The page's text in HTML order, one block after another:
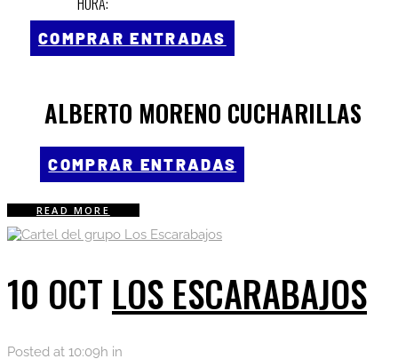
COMPRAR ENTRADAS
ALBERTO MORENO CUCHARILLAS
COMPRAR ENTRADAS
READ MORE
10 OCT LOS ESCARABAJOS
Posted at 10:09h in